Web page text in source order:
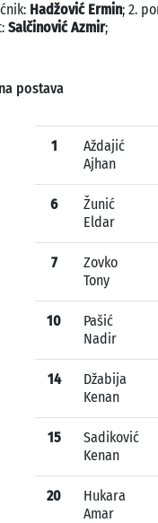
Hadžović Ermin; 2.
Salčinović Azmir;
postava
1
Aždajić
Ajhan
6
Žunić
Eldar
7
Zovko
Tony
10
Pašić
Nadir
14
Džabija
Kenan
15
Sadiković
Kenan
20
Hukara
Amar